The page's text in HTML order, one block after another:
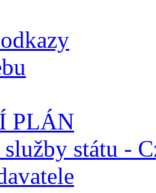
PLÁN
státu -